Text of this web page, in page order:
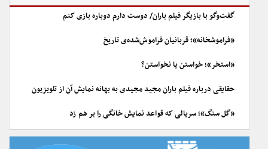
گفت‌وگو با بازیگر فیلم باران/ دوست دارم دوباره بازی کنم
«فراموشخانه»؛ قربانیان فراموش‌شده‌ی تاریخ
«استخر»؛ خواستن یا نخواستن؟
حقایقی درباره فیلم باران مجید مجیدی به بهانه نمایش آن از تلویزیون
«گل سنگ»؛ سریالی که قواعد نمایش خانگی را بر هم زد